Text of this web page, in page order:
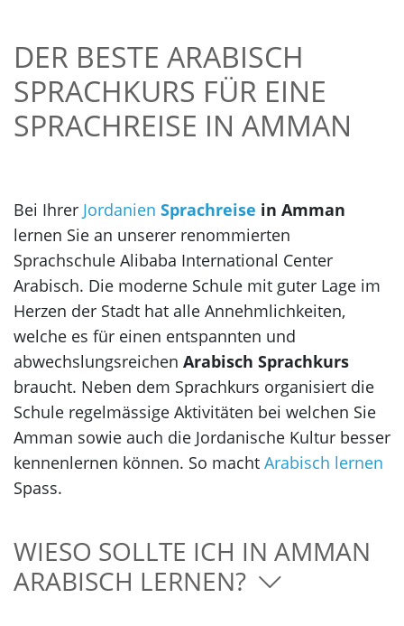
DER BESTE ARABISCH
SPRACHKURS FÜR EINE
SPRACHREISE IN AMMAN
Bei Ihrer Jordanien Sprachreise in Amman
lernen Sie an unserer renommierten
Sprachschule Alibaba International Center
Arabisch. Die moderne Schule mit guter Lage im
Herzen der Stadt hat alle Annehmlichkeiten,
welche es für einen entspannten und
abwechslungsreichen Arabisch Sprachkurs
braucht. Neben dem Sprachkurs organisiert die
Schule regelmässige Aktivitäten bei welchen Sie
Amman sowie auch die Jordanische Kultur besser
kennenlernen können. So macht Arabisch lernen
Spass.
WIESO SOLLTE ICH IN AMMAN
ARABISCH LERNEN?